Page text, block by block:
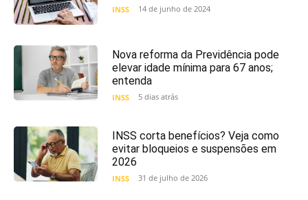
INSS 14 de junho de 2024
Nova reforma da Previdência pode
elevar idade mínima para 67 anos;
entenda
INSS 5 dias atrás
INSS corta benefícios? Veja como
evitar bloqueios e suspensões em
2026
INSS 31 de julho de 2026